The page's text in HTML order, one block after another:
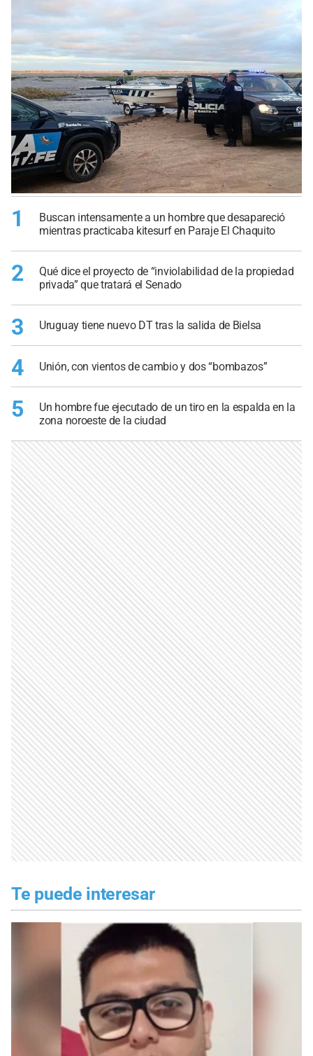
1
Buscan intensamente a un hombre que desapareció
mientras practicaba kitesurf en Paraje El Chaquito
2
Qué dice el proyecto de “inviolabilidad de la propiedad
privada” que tratará el Senado
3 Uruguay tiene nuevo DT tras la salida de Bielsa
4 Unión, con vientos de cambio y dos “bombazos”
5
Un hombre fue ejecutado de un tiro en la espalda en la
zona noroeste de la ciudad
Te puede interesar